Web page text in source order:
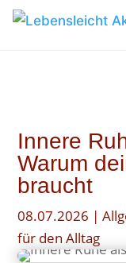
Innere
Warum
braucht
08.07.2026 |
für den Alltag